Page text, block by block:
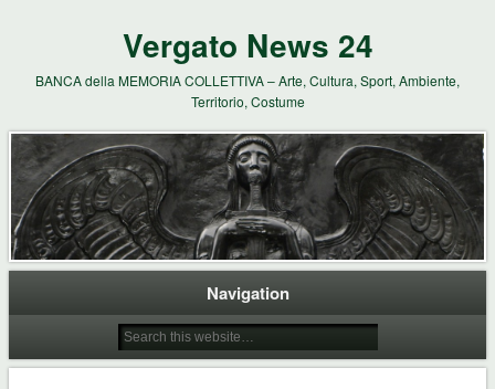
Vergato News 24
BANCA della MEMORIA COLLETTIVA – Arte, Cultura, Sport, Ambiente,
Territorio, Costume
Navigation